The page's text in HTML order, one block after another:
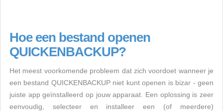
Hoe een bestand openen
QUICKENBACKUP?
Het meest voorkomende probleem dat zich voordoet wanneer je
een bestand QUICKENBACKUP niet kunt openen is bizar - geen
juiste app geïnstalleerd op jouw apparaat. Een oplossing is zeer
eenvoudig, selecteer en installeer een (of meerdere)